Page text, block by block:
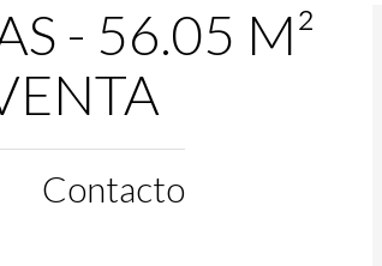
- 56.05 M²
Contacto